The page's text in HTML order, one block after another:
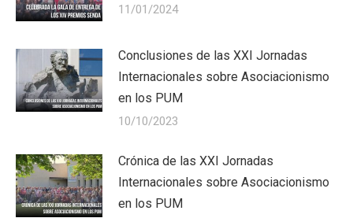
11/01/2024
Conclusiones de las XXI Jornadas
Internacionales sobre Asociacionismo
en los PUM
10/10/2023
Crónica de las XXI Jornadas
Internacionales sobre Asociacionismo
en los PUM